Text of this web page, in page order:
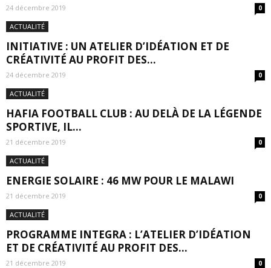
24 décembre 2019 0
ACTUALITÉ
INITIATIVE : UN ATELIER D’IDÉATION ET DE
CRÉATIVITÉ AU PROFIT DES...
24 décembre 2019 0
ACTUALITÉ
HAFIA FOOTBALL CLUB : AU DELÀ DE LA LÉGENDE
SPORTIVE, IL...
21 décembre 2019 0
ACTUALITÉ
ENERGIE SOLAIRE : 46 MW POUR LE MALAWI
21 décembre 2019 0
ACTUALITÉ
PROGRAMME INTEGRA : L’ATELIER D’IDÉATION
ET DE CRÉATIVITÉ AU PROFIT DES...
21 décembre 2019 0